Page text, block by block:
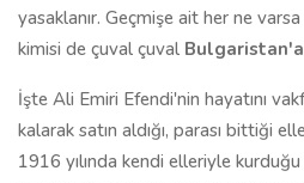
yasaklanır. Geçmişe ait her ne
kimisi de çuval çuval
İşte Ali Emiri Efendi'nin hayatını
kalarak satın aldığı, parası bittiği
1916 yılında kendi elleriyle